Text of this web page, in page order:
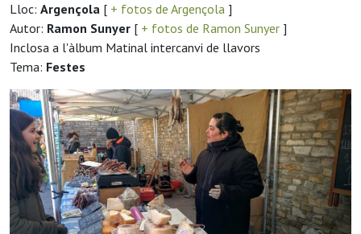
Lloc: Argençola [ + fotos de Argençola ]
Autor: Ramon Sunyer [ + fotos de Ramon Sunyer ]
Inclosa a l'àlbum Matinal intercanvi de llavors
Tema: Festes